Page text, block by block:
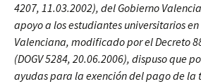
4207, 11.03.2002), del Gobierno
apoyo a los estudiantes universitarios
Valenciana, modificado por el Decreto
(DOGV 5284, 20.06.2006), dispuso que
ayudas para la exención del pago de la